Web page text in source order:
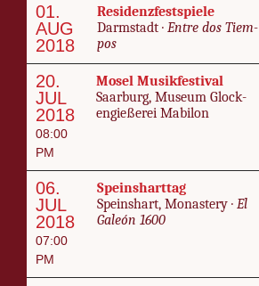
01.
AUG
2018
Res­i­den­zfest­spiele
Darm­stadt · En­tre dos Tiem­
pos
20.
JUL
2018
08:00
PM
Mosel Mu­sik­fes­ti­val
Saar­burg, Mu­se­um Glock­
engießerei Ma­bilon
06.
JUL
2018
07:00
PM
Spein­shart­tag
Spein­shart, Mo­na­ste­ry · El
Galeón 1600